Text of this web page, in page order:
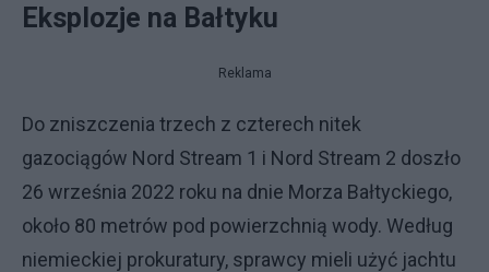
Eksplozje na Bałtyku
Reklama
Do zniszczenia trzech z czterech nitek
gazociągów Nord Stream 1 i Nord Stream 2 doszło
26 września 2022 roku na dnie Morza Bałtyckiego,
około 80 metrów pod powierzchnią wody. Według
niemieckiej prokuratury, sprawcy mieli użyć jachtu